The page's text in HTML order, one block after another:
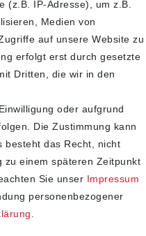
(z.B. IP-Adresse), um z.B.
Medien von
auf unsere Website zu
erfolgt erst durch gesetzte
Dritten, die wir in den
oder aufgrund
Die Zustimmung kann
besteht das Recht, nicht
zu einem späteren Zeitpunkt
Sie unser Impressum
personenbezogener